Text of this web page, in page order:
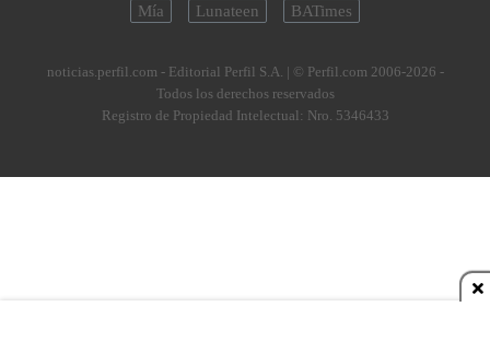
Mía
Lunateen BATimes
noticias.perfil.com - Editorial Perfil S.A. | © Perfil.com 2006-2026 -
Todos los derechos reservados
Registro de Propiedad Intelectual: Nro. 5346433